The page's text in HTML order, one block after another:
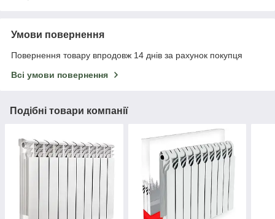
Умови повернення
Повернення товару впродовж 14 днів за рахунок покупця
Всі умови повернення
Подібні товари компанії